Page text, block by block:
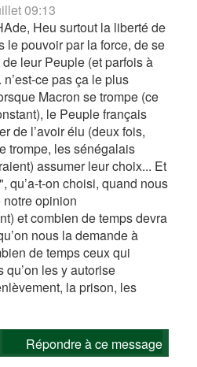
09:13
Heu surtout la liberté de
le pouvoir par la force, de se
leur Peuple (et parfois à
ce pas ça le plus
Macron se trompe (ce
le Peuple français
de l’avoir élu (deux fois,
trompe, les sénégalais
assumer leur choix... Et
qu’a-t-on choisi, quand nous
opinion
et combien de temps devra
nous la demande à
de temps ceux qui
qu’on les y autorise
la prison, les
Répondre à ce message